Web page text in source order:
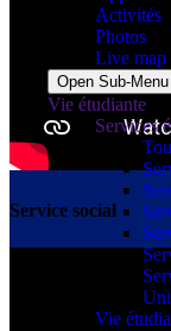
Activités
Photos
Live map
Open Sub-Menu
Vie étudiante
Services
Vie
Service social